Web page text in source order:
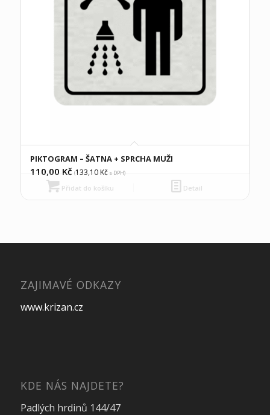
PIKTOGRAM – ŠATNA + SPRCHA MUŽI
110,00 Kč (133,10Kčs DPH)
Přidat do košíku Detail
ZAJIMAVÉ ODKAZY
www.krizan.cz
KDE NÁS NAJDETE?
Padlých hrdinů 144/47